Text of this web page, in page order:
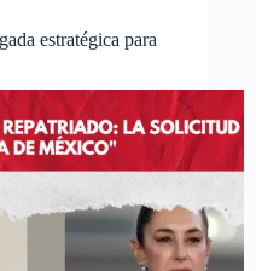
estratégica para